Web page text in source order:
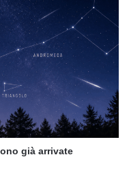
già arrivate